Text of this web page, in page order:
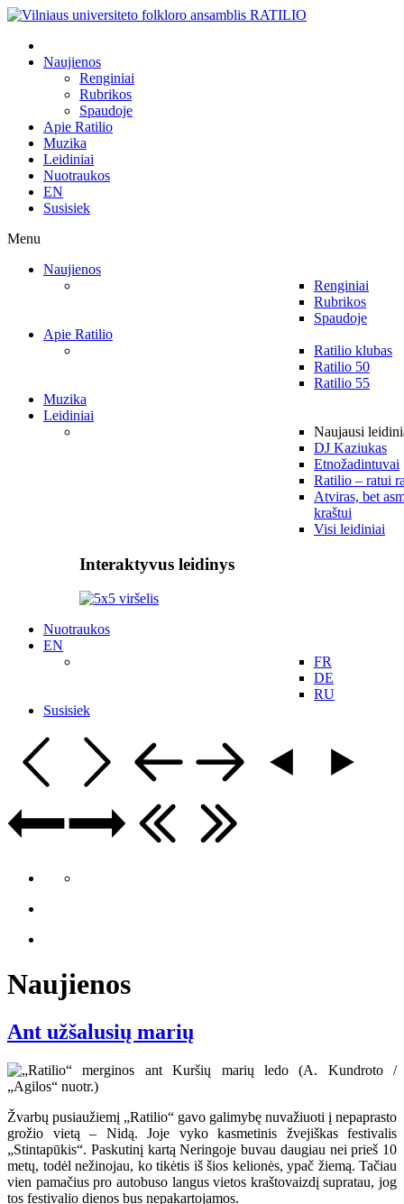
Naujienos
Renginiai
Rubrikos
Spaudoje
Apie Ratilio
Muzika
Leidiniai
Nuotraukos
EN
Susisiek
Menu
Naujienos
Renginiai
Rubrikos
Spaudoje
Apie Ratilio
Ratilio klubas
Ratilio 50
Ratilio 55
Muzika
Leidiniai
Naujausi
DJ Kaziukas
Etnožadintuvai
Ratilio – ratui
Atviras, bet
kraštui
Visi leidiniai
Interaktyvus leidinys
Nuotraukos
EN
FR
DE
RU
Susisiek
Naujienos
Ant užšalusių marių
Žvarbų pusiaužiemį „Ratilio“ gavo galimybę nuvažiuoti į nepaprasto
grožio vietą – Nidą. Joje vyko kasmetinis žvejiškas festivalis
„Stintapūkis“. Paskutinį kartą Neringoje buvau daugiau nei prieš 10
metų, todėl nežinojau, ko tikėtis iš šios kelionės, ypač žiemą. Tačiau
vien pamačius pro autobuso langus vietos kraštovaizdį supratau, jog
tos festivalio dienos bus nepakartojamos.